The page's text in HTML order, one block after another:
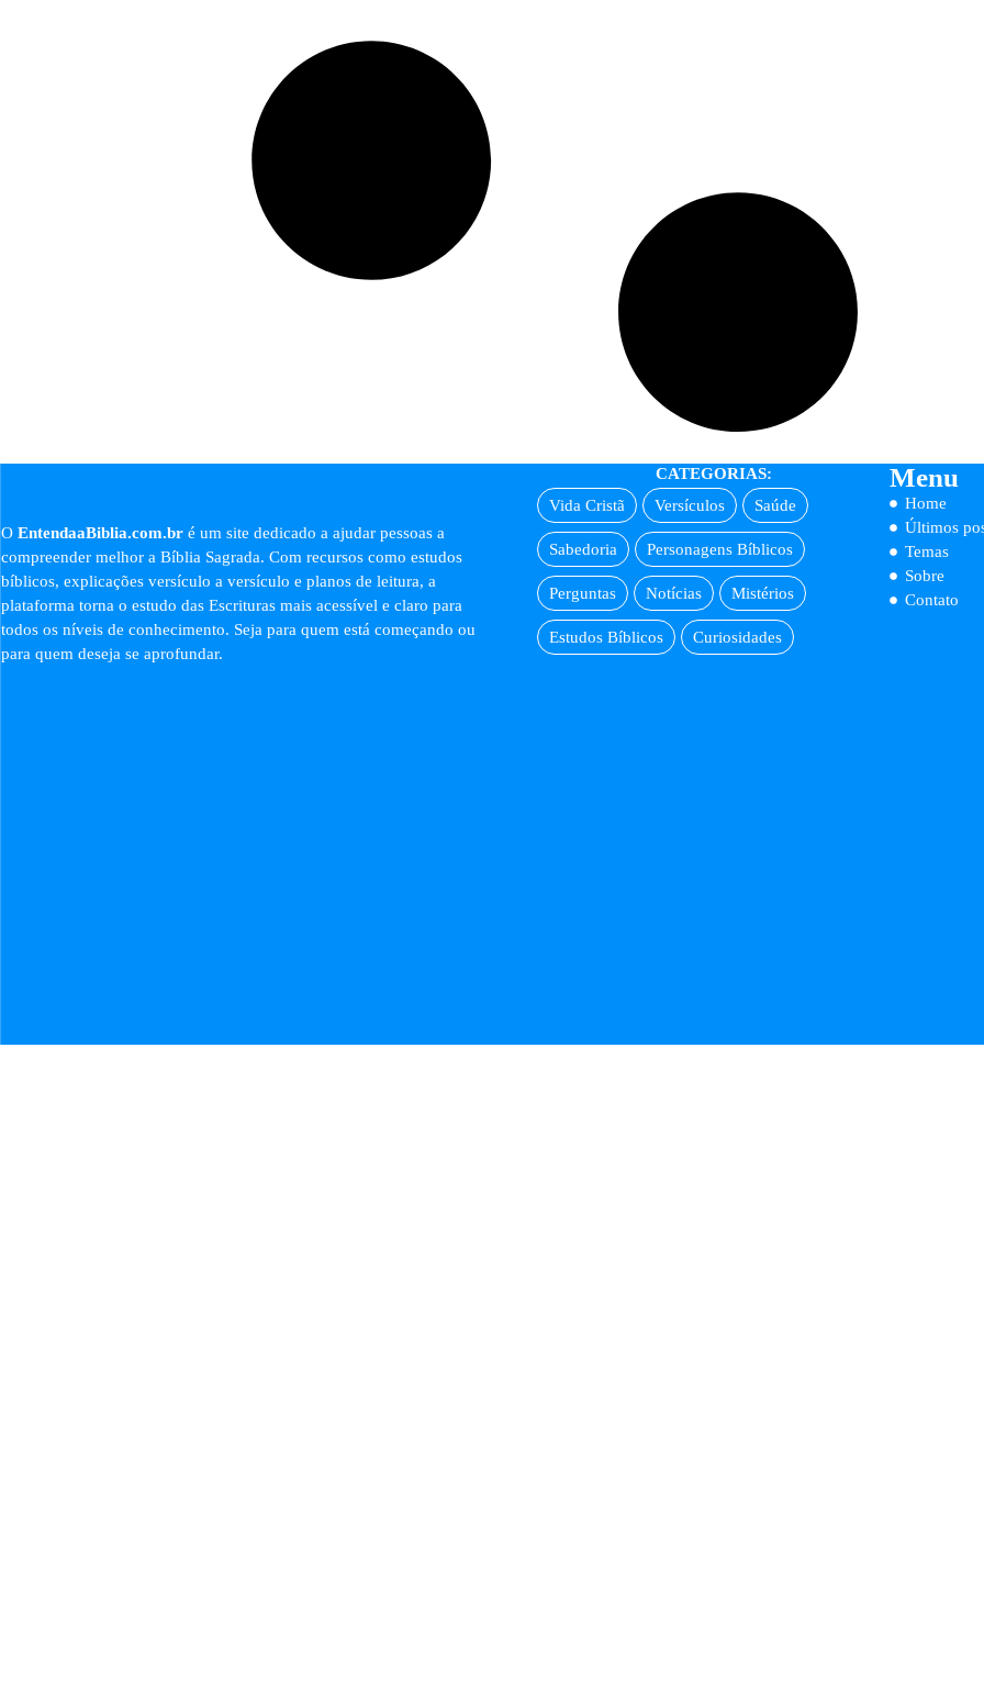
O EntendaaBiblia.com.br é um site dedicado a ajudar pessoas a
compreender melhor a Bíblia Sagrada. Com recursos como estudos
bíblicos, explicações versículo a versículo e planos de leitura, a
plataforma torna o estudo das Escrituras mais acessível e claro para
todos os níveis de conhecimento. Seja para quem está começando ou
para quem deseja se aprofundar.
CATEGORIAS:
Vida Cristã
Versículos Saúde
Sabedoria Personagens Bíblicos
Perguntas Notícias Mistérios
Estudos Bíblicos Curiosidades
Menu
Home
Últimos
Temas
Sobre
Contato